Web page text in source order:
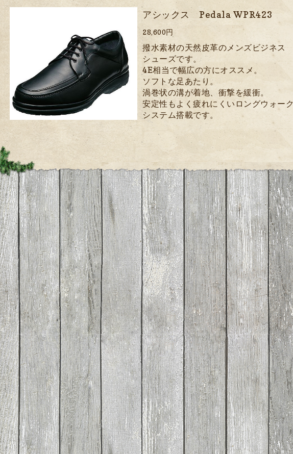
アシックス Pedala WPR423
28,600円
撥水素材の天然皮革のメンズビジネス
シューズです。
4E相当で幅広の方にオススメ。
ソフトな足あたり。
渦巻状の溝が着地、衝撃を緩衝。
安定性もよく疲れにくいロングウォーク
システム搭載です。